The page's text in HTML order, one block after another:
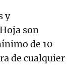
y
son
de 10
de cualquier